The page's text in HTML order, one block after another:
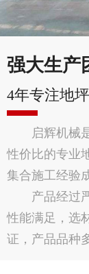
强大生产
4年专注地
启辉机械
性价比的专业
集合施工经验
产品经过
性能满足，选
证，产品品种